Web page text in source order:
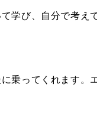
学び、自分で考え
乗ってくれます。